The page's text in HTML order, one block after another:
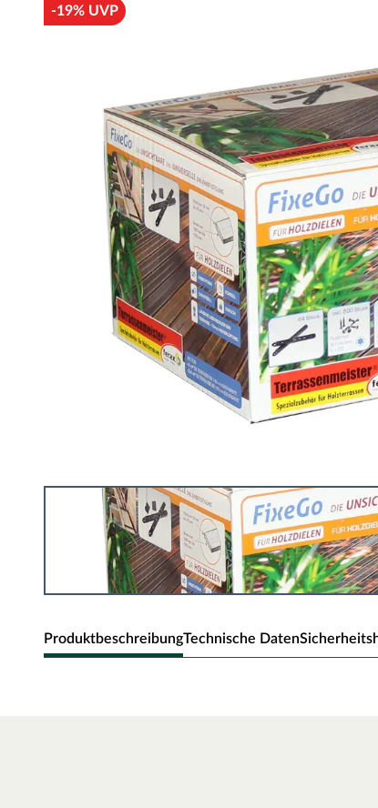
-19% UVP
ProduktbeschreibungTechnische Daten